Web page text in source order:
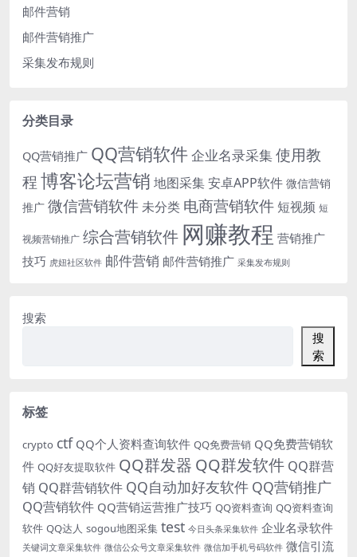
邮件营销
邮件营销推广
采集发布规则
分类目录
QQ营销推广 QQ营销软件企业名录采集使用教
程博客论坛营销 地图采集安卓APP软件 微信营销
推广 微信营销软件未分类 电商营销软件短视频 短
视频营销推广 综合营销软件 网赚教程 营销推广
技巧 虎妞社区软件 邮件营销 邮件营销推广 采集发布规则
搜索
搜
索
标签
crypto ctf QQ个人资料查询软件 QQ免费营销 QQ免费营销软
件 QQ好友提取软件 QQ群发器 QQ群发软件 QQ群营
销 QQ群营销软件 QQ自动加好友软件 QQ营销推广
QQ营销软件 QQ营销运营推广技巧 QQ资料查询 QQ资料查询
软件 QQ达人 sogou地图采集 test 今日头条采集软件 企业名录软件
关键词文章采集软件 微信公众号文章采集软件 微信加手机号码软件 微信引流